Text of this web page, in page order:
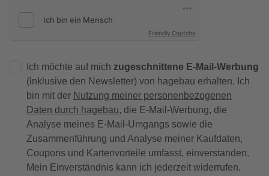
Friendly Captcha
Ich möchte auf mich zugeschnittene E-Mail-Werbung
(inklusive den Newsletter) von hagebau erhalten. Ich
bin mit der Nutzung meiner personenbezogenen
Daten durch hagebau, die E-Mail-Werbung, die
Analyse meines E-Mail-Umgangs sowie die
Zusammenführung und Analyse meiner Kaufdaten,
Coupons und Kartenvorteile umfasst, einverstanden.
Mein Einverständnis kann ich jederzeit widerrufen.